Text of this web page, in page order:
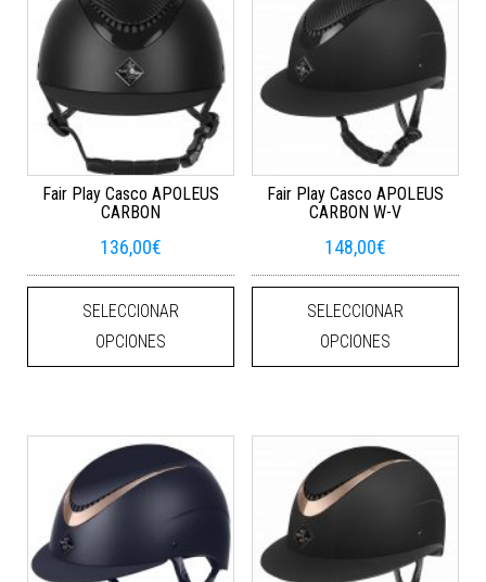
Fair Play Casco APOLEUS
CARBON
136,00€
SELECCIONAR
OPCIONES
Este producto tiene múltiples
Fair Play Casco APOLEUS
CARBON W-V
148,00€
SELECCIONAR
OPCIONES